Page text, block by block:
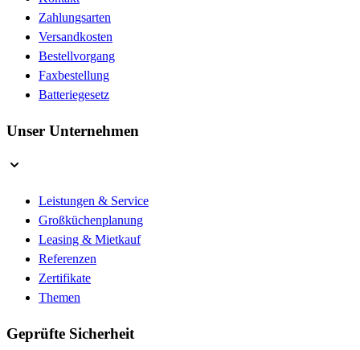
Zahlungsarten
Versandkosten
Bestellvorgang
Faxbestellung
Batteriegesetz
Unser Unternehmen
Leistungen & Service
Großküchenplanung
Leasing & Mietkauf
Referenzen
Zertifikate
Themen
Geprüfte Sicherheit